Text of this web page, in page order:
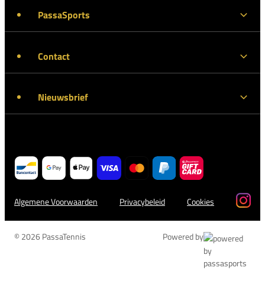
PassaSports
Contact
Nieuwsbrief
Algemene Voorwaarden Privacybeleid Cookies
© 2026 PassaTennis Powered by